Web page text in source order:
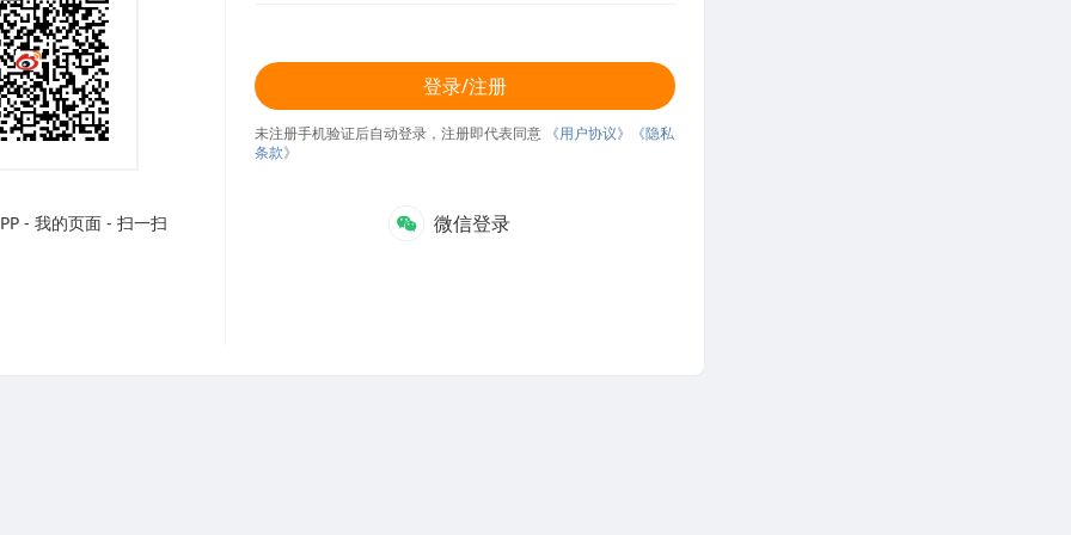
- 我的页面 - 扫一扫
登录/注册
未注册手机验证后自动登录，注册即代表同意 《用户协议》
《隐私
条款》
微信登录